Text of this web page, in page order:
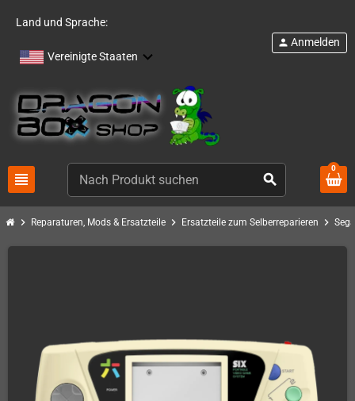
Land und Sprache:
Vereinigte Staaten
view_headline search
person Anmelden
0
chevron_right Reparaturen, Mods & Ersatzteile chevron_right Ersatzteile zum Selberreparieren chevron_right